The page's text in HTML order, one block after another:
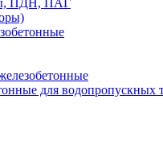
ПДН, ПАГ
для водопропускных